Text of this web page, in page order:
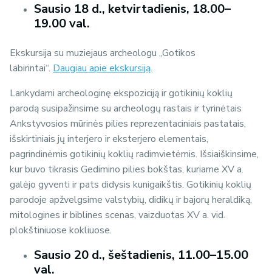
Sausio 18 d., ketvirtadienis, 18.00–
19.00 val.
Ekskursija su muziejaus archeologu „Gotikos
labirintai“. Daugiau apie ekskursiją.
Lankydami archeologinę ekspoziciją ir gotikinių koklių
parodą susipažinsime su archeologų rastais ir tyrinėtais
Ankstyvosios mūrinės pilies reprezentaciniais pastatais,
išskirtiniais jų interjero ir eksterjero elementais,
pagrindinėmis gotikinių koklių radimvietėmis. Išsiaiškinsime,
kur buvo tikrasis Gedimino pilies bokštas, kuriame XV a.
galėjo gyventi ir pats didysis kunigaikštis. Gotikinių koklių
parodoje apžvelgsime valstybių, didikų ir bajorų heraldiką,
mitologines ir biblines scenas, vaizduotas XV a. vid.
plokštiniuose kokliuose.
Sausio 20 d., šeštadienis, 11.00–15.00
val.